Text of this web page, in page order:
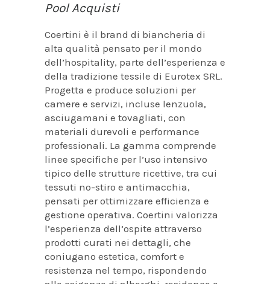
Pool Acquisti
Coertini è il brand di biancheria di
alta qualità pensato per il mondo
dell’hospitality, parte dell’esperienza e
della tradizione tessile di Eurotex SRL.
Progetta e produce soluzioni per
camere e servizi, incluse lenzuola,
asciugamani e tovagliati, con
materiali durevoli e performance
professionali. La gamma comprende
linee specifiche per l’uso intensivo
tipico delle strutture ricettive, tra cui
tessuti no-stiro e antimacchia,
pensati per ottimizzare efficienza e
gestione operativa. Coertini valorizza
l’esperienza dell’ospite attraverso
prodotti curati nei dettagli, che
coniugano estetica, comfort e
resistenza nel tempo, rispondendo